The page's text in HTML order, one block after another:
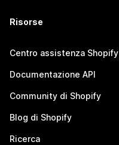
Risorse
Centro assistenza Shopify
Documentazione API
Community di Shopify
Blog di Shopify
Ricerca